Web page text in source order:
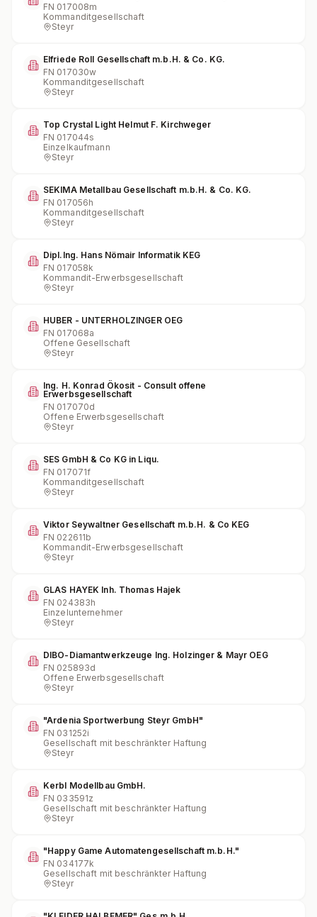
FN 017008m
Kommanditgesellschaft
Steyr
Elfriede Roll Gesellschaft m.b.H. & Co. KG.
FN 017030w
Kommanditgesellschaft
Steyr
Top Crystal Light Helmut F. Kirchweger
FN 017044s
Einzelkaufmann
Steyr
SEKIMA Metallbau Gesellschaft m.b.H. & Co. KG.
FN 017056h
Kommanditgesellschaft
Steyr
Dipl.Ing. Hans Nömair Informatik KEG
FN 017058k
Kommandit-Erwerbsgesellschaft
Steyr
HUBER - UNTERHOLZINGER OEG
FN 017068a
Offene Gesellschaft
Steyr
Ing. H. Konrad Ökosit - Consult offene
Erwerbsgesellschaft
FN 017070d
Offene Erwerbsgesellschaft
Steyr
SES GmbH & Co KG in Liqu.
FN 017071f
Kommanditgesellschaft
Steyr
Viktor Seywaltner Gesellschaft m.b.H. & Co KEG
FN 022611b
Kommandit-Erwerbsgesellschaft
Steyr
GLAS HAYEK Inh. Thomas Hajek
FN 024383h
Einzelunternehmer
Steyr
DIBO-Diamantwerkzeuge Ing. Holzinger & Mayr OEG
FN 025893d
Offene Erwerbsgesellschaft
Steyr
"Ardenia Sportwerbung Steyr GmbH"
FN 031252i
Gesellschaft mit beschränkter Haftung
Steyr
Kerbl Modellbau GmbH.
FN 033591z
Gesellschaft mit beschränkter Haftung
Steyr
"Happy Game Automatengesellschaft m.b.H."
FN 034177k
Gesellschaft mit beschränkter Haftung
Steyr